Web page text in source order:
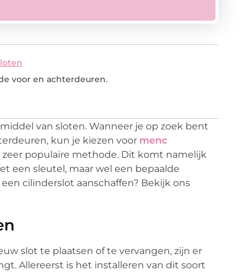
voor en achterdeuren.
van sloten. Wanneer je op zoek bent
kun je kiezen voor menc
zeer populaire methode. Dit komt namelijk
een sleutel, maar wel een bepaalde
cilinderslot aanschaffen? Bekijk ons
slot te plaatsen of te vervangen, zijn er
Allereerst is het installeren van dit soort